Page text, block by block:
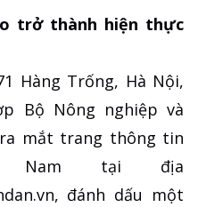
trở thành hiện thực
Hàng Trống, Hà Nội,
Bộ Nông nghiệp và
mắt trang thông tin
Nam tại địa
đánh dấu một